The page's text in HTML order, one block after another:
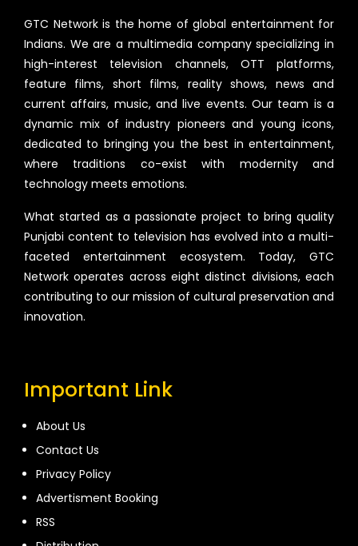
GTC Network is the home of global entertainment for
Indians. We are a multimedia company specializing in
high-interest television channels, OTT platforms,
feature films, short films, reality shows, news and
current affairs, music, and live events. Our team is a
dynamic mix of industry pioneers and young icons,
dedicated to bringing you the best in entertainment,
where traditions co-exist with modernity and
technology meets emotions.
What started as a passionate project to bring quality
Punjabi content to television has evolved into a multi-
faceted entertainment ecosystem. Today, GTC
Network operates across eight distinct divisions, each
contributing to our mission of cultural preservation and
innovation.
Important Link
About Us
Contact Us
Privacy Policy
Advertisment Booking
RSS